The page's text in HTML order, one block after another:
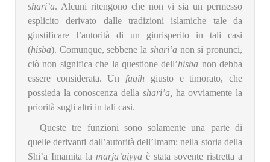
shari’a. Alcuni ritengono che non vi sia un permesso
esplicito derivato dalle tradizioni islamiche tale da
giustificare l’autorità di un giurisperito in tali casi
(hisba). Comunque, sebbene la shari’a non si pronunci,
ciò non significa che la questione dell’hisba non debba
essere considerata. Un faqih giusto e timorato, che
possieda la conoscenza della shari’a, ha ovviamente la
priorità sugli altri in tali casi.
Queste tre funzioni sono solamente una parte di
quelle derivanti dall’autorità dell’Imam: nella storia della
Shi’a Imamita la marja’aiyya è stata sovente ristretta a